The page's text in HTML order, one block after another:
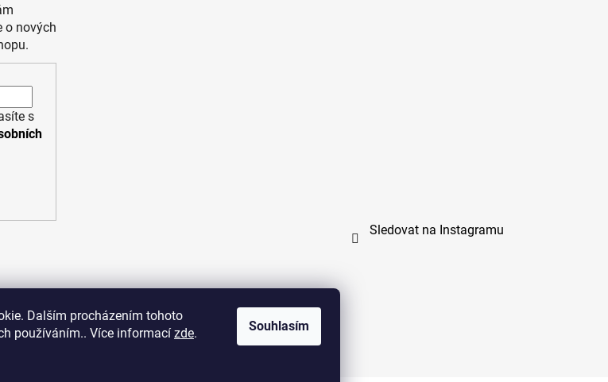
Dalším procházením tohoto
používáním.. Více informací zde. Souhlasím
o nových
s
Sledovat na Instagramu
PPL UPS
zoo-branik.cz - Všechna práva vyhrazena